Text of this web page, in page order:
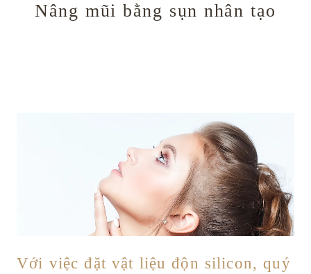
Nâng mũi bằng sụn nhân tạo
Với việc đặt vật liệu độn silicon, quý